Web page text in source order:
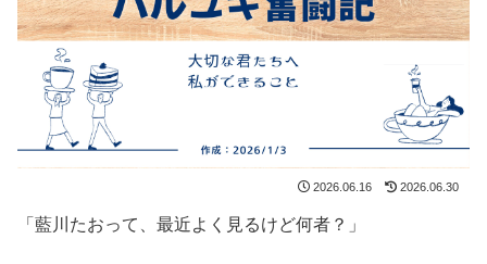
2026.06.16 2026.06.30
「藍川たおって、最近よく見るけど何者？」